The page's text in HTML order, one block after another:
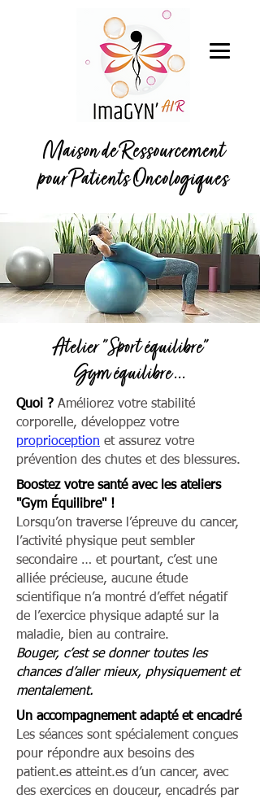
Maison de Ressourcement
pour Patients Oncologiques
Atelier "Sport équilibre"
Gym équilibre ...
Quoi ? Améliorez votre stabilité
corporelle, développez votre
proprioception et assurez votre
prévention des chutes et des blessures.
Boostez votre santé avec les ateliers
"Gym Équilibre" !
Lorsqu’on traverse l’épreuve du cancer,
l’activité physique peut sembler
secondaire … et pourtant, c’est une
alliée précieuse, aucune étude
scientifique n’a montré d’effet négatif
de l’exercice physique adapté sur la
maladie, bien au contraire.
Bouger, c’est se donner toutes les
chances d’aller mieux, physiquement et
mentalement.
Un accompagnement adapté et encadré
Les séances sont spécialement conçues
pour répondre aux besoins des
patient.es atteint.es d’un cancer, avec
des exercices en douceur, encadrés par